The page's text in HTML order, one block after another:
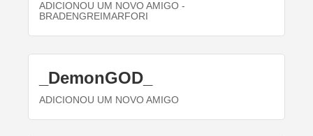
ADICIONOU UM NOVO AMIGO -
BRADENGREIMARFORI
_DemonGOD_
ADICIONOU UM NOVO AMIGO